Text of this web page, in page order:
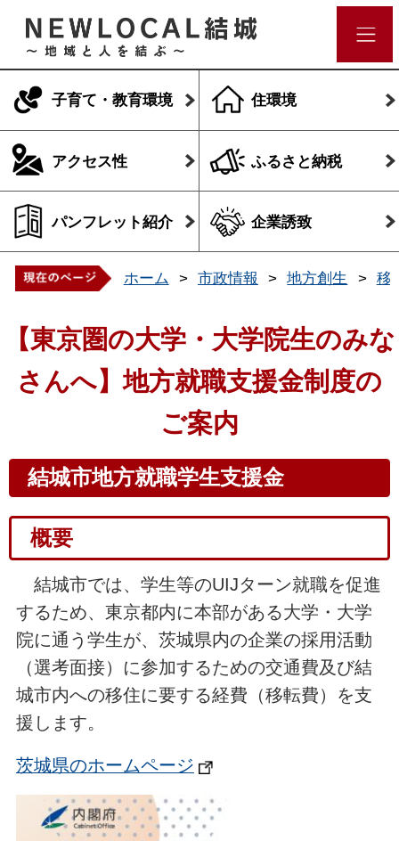
子育て・教育環境 住環境
アクセス性 ふるさと納税
パンフレット紹介 企業誘致
ホーム 市政情報 地方創生 移
【東京圏の大学・大学院生のみな
さんへ】地方就職支援金制度の
ご案内
結城市地方就職学生支援金
概要
結城市では、学生等のUIJターン就職を促進
するため、東京都内に本部がある大学・大学
院に通う学生が、茨城県内の企業の採用活動
（選考面接）に参加するための交通費及び結
城市内への移住に要する経費（移転費）を支
援します。
茨城県のホームページ